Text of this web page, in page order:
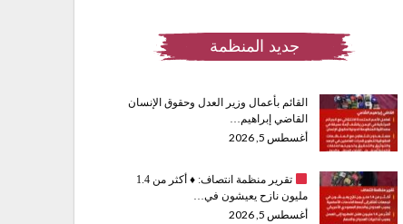
جديد المنظمة
القائم بأعمال وزير العدل وحقوق الإنسان
القاضي إبراهيم…
أغسطس 5, 2026
تقرير منظمة انتصاف: ♦️
أكثر من 1.4
مليون نازح يعيشون في…
أغسطس 5, 2026